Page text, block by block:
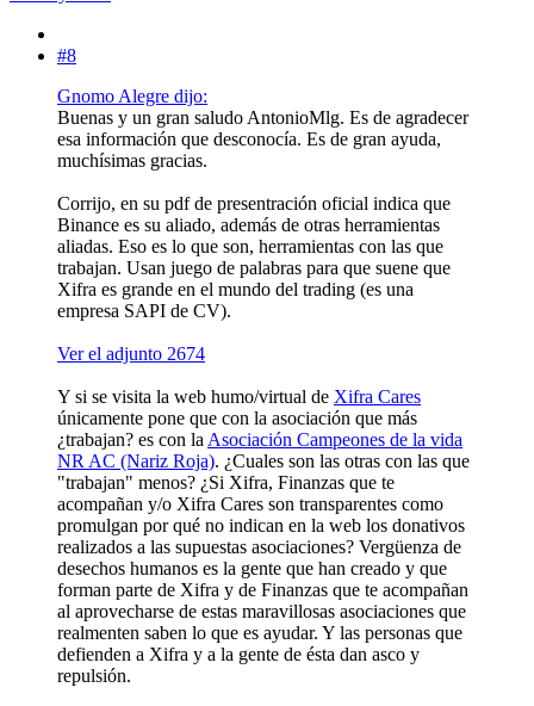
#8
Gnomo Alegre dijo:
Buenas y un gran saludo AntonioMlg. Es de agradecer
esa información que desconocía. Es de gran ayuda,
muchísimas gracias.
Corrijo, en su pdf de presentración oficial indica que
Binance es su aliado, además de otras herramientas
aliadas. Eso es lo que son, herramientas con las que
trabajan. Usan juego de palabras para que suene que
Xifra es grande en el mundo del trading (es una
empresa SAPI de CV).
Ver el adjunto 2674
Y si se visita la web humo/virtual de Xifra Cares
únicamente pone que con la asociación que más
¿trabajan? es con la Asociación Campeones de la vida
NR AC (Nariz Roja). ¿Cuales son las otras con las que
"trabajan" menos? ¿Si Xifra, Finanzas que te
acompañan y/o Xifra Cares son transparentes como
promulgan por qué no indican en la web los donativos
realizados a las supuestas asociaciones? Vergüenza de
desechos humanos es la gente que han creado y que
forman parte de Xifra y de Finanzas que te acompañan
al aprovecharse de estas maravillosas asociaciones que
realmenten saben lo que es ayudar. Y las personas que
defienden a Xifra y a la gente de ésta dan asco y
repulsión.